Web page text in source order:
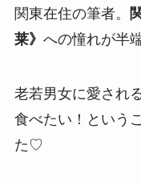
関東在住の筆者。
莱》 への憧れが半
老若男女に愛され
食べたい！という
た♡